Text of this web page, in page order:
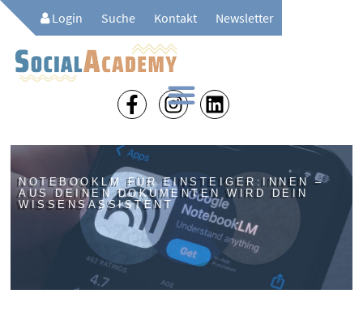
Login Suche Kontakt Newsletter
NOTEBOOKLM FÜR EINSTEIGER:INNEN –
AUS DEINEN DOKUMENTEN WIRD DEIN
WISSENSASSISTENT